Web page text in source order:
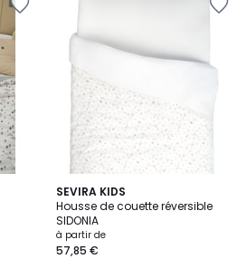
SEVIRA KIDS
Housse de couette réversible
SIDONIA
à partir de
57,85 €